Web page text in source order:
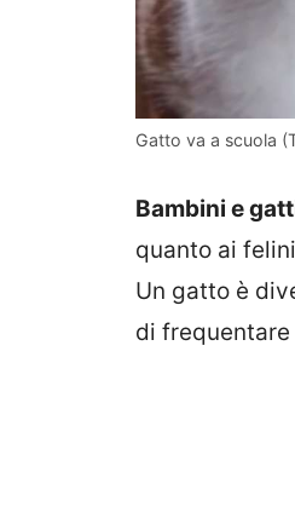
Gatto va a scuola
Bambini e
quanto ai
Un gatto è
di